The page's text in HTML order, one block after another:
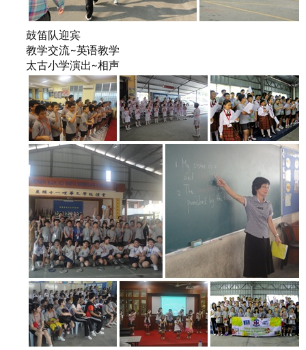
鼓笛队迎宾
教学交流~英语教学
太古小学演出~相声